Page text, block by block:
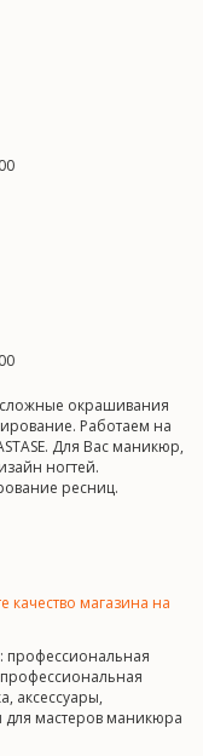
сложные окрашивания
Работаем на
Для Вас маникюр,
ногтей.
ресниц.
профессиональная
аксессуары,
для мастеров маникюра